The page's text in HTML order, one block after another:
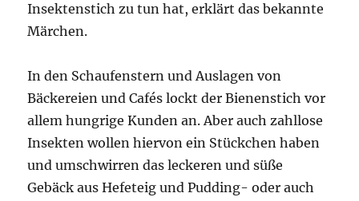
Insektenstich zu tun hat, erklärt das bekannte
Märchen.
In den Schaufenstern und Auslagen von
Bäckereien und Cafés lockt der Bienenstich vor
allem hungrige Kunden an. Aber auch zahllose
Insekten wollen hiervon ein Stückchen haben
und umschwirren das leckeren und süße
Gebäck aus Hefeteig und Pudding- oder auch